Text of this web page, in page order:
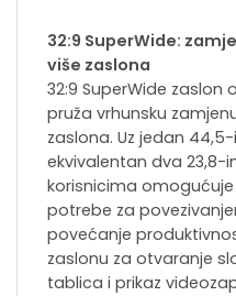
32:9 SuperWide:
više zaslona
32:9 SuperWide
pruža vrhunsku
zaslona. Uz jedan
ekvivalentan dva 23,8-
korisnicima
potrebe za
povećanje
zaslonu za otvaranje
tablica i prikaz